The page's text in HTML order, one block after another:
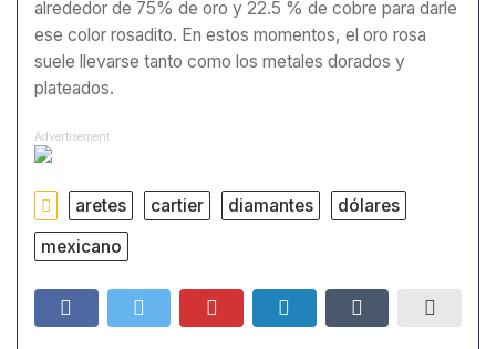
alrededor de 75% de oro y 22.5 % de cobre para darle
ese color rosadito. En estos momentos, el oro rosa
suele llevarse tanto como los metales dorados y
plateados.
Advertisement
aretes cartier diamantes
dólares
mexicano